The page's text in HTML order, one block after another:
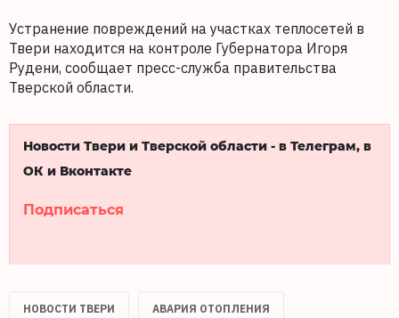
Устранение повреждений на участках теплосетей в
Твери находится на контроле Губернатора Игоря
Рудени, сообщает пресс-служба правительства
Тверской области.
Новости Твери и Тверской области - в Телеграм, в
ОК и Вконтакте
Подписаться
НОВОСТИ ТВЕРИ АВАРИЯ ОТОПЛЕНИЯ